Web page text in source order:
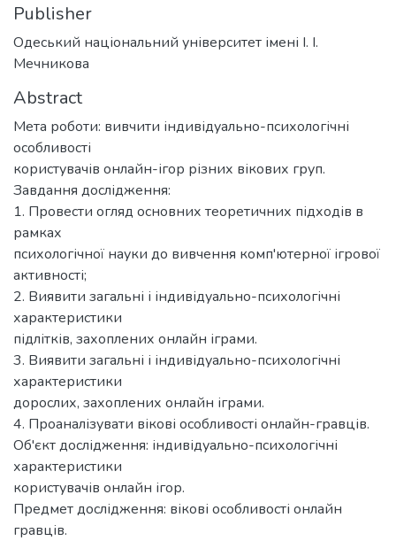
Publisher
Одеський національний університет імені І. І.
Мечникова
Abstract
Мета роботи: вивчити індивідуально-психологічні
особливості
користувачів онлайн-ігор різних вікових груп.
Завдання дослідження:
1. Провести огляд основних теоретичних підходів в
рамках
психологічної науки до вивчення комп'ютерної ігрової
активності;
2. Виявити загальні і індивідуально-психологічні
характеристики
підлітків, захоплених онлайн іграми.
3. Виявити загальні і індивідуально-психологічні
характеристики
дорослих, захоплених онлайн іграми.
4. Проаналізувати вікові особливості онлайн-гравців.
Об'єкт дослідження: індивідуально-психологічні
характеристики
користувачів онлайн ігор.
Предмет дослідження: вікові особливості онлайн
гравців.